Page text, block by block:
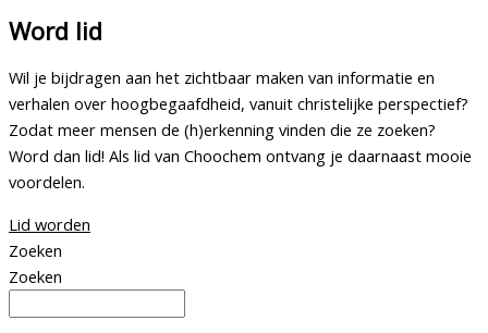
Word lid
Wil je bijdragen aan het zichtbaar maken van informatie en
verhalen over hoogbegaafdheid, vanuit christelijke perspectief?
Zodat meer mensen de (h)erkenning vinden die ze zoeken?
Word dan lid! Als lid van Choochem ontvang je daarnaast mooie
voordelen.
Lid worden
Zoeken
Zoeken